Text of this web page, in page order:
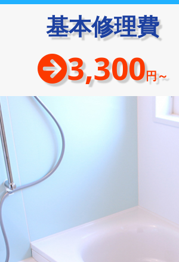
基本修理費
3,300円～